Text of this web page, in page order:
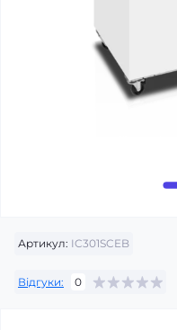
Артикул: IC301SCEB
Відгуки: 0